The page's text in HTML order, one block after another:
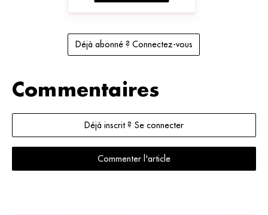
Déjà abonné ? Connectez-vous
Commentaires
Déjà inscrit ? Se connecter
Commenter l'article